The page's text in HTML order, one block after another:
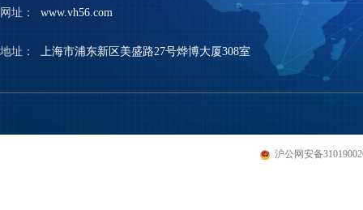
网址： www.vh56.com
地址： 上海市浦东新区美盛路27号烨博大厦308室
沪公网安备